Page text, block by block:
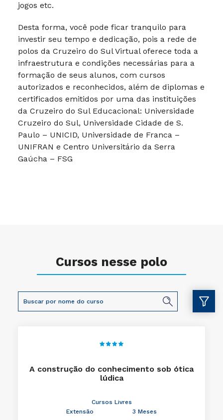
jogos etc.
Desta forma, você pode ficar tranquilo para
investir seu tempo e dedicação, pois a rede de
polos da Cruzeiro do Sul Virtual oferece toda a
infraestrutura e condições necessárias para a
formação de seus alunos, com cursos
autorizados e reconhecidos, além de diplomas e
certificados emitidos por uma das instituições
da Cruzeiro do Sul Educacional: Universidade
Cruzeiro do Sul, Universidade Cidade de S.
Paulo – UNICID, Universidade de Franca –
UNIFRAN e Centro Universitário da Serra
Gaúcha – FSG
Cursos nesse polo
A construção do conhecimento sob ótica
lúdica
Cursos Livres
Extensão
3 Meses